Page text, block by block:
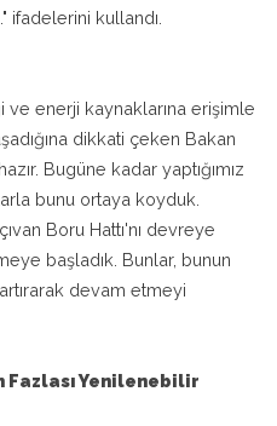
ifadelerini kullandı.
ve enerji kaynaklarına erişimle
dikkati çeken Bakan
Bugüne kadar yaptığımız
bunu ortaya koyduk.
Boru Hattı'nı devreye
başladık. Bunlar, bunun
devam etmeyi
Fazlası Yenilenebilir